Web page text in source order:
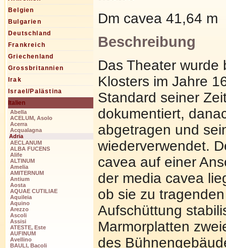
Belgien
Bulgarien
Deutschland
Frankreich
Griechenland
Grossbritannien
Irak
Israel/Palästina
Italien
Abella
ACELUM, Asolo
Acerra
Acqualagna
Adria
AECLANUM
ALBA FUCENS
Alife
ALTINUM
Amelia
AMITERNUM
Antium
Aosta
AQUAE CUTILIAE
Aquileia
Aquino
Arezzo
Ascoli
Assisi
ATESTE, Este
AUFINUM
Avellino
BAULI, Bacoli
Dm cavea 41,64 m
Beschreibung
Das Theater wurde
Klosters im Jahre
Standard seiner
dokumentiert,
abgetragen und
wiederverwendet.
cavea auf einer
der media cavea
ob sie zu
Aufschüttung
Marmorplatten
des